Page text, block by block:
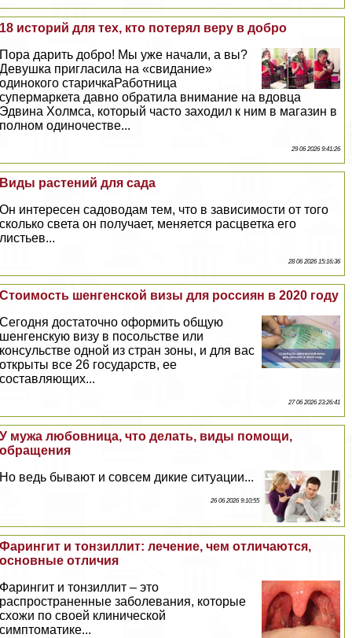
18 историй для тех, кто потерял веру в добро
Пора дарить добро! Мы уже начали, а вы?
Дeвyшка пригласила на «свидание»
одинокого старичкаРаботница
супермаркета давно обратила внимание на вдовца
Эдвина Холмса, который часто заходил к ним в магазин в
полном одиночестве...
29 06 2026 9:41:26
Виды растений для сада
Он интересен садоводам тем, что в зависимости от того
сколько света он получает, меняется расцветка его
листьев...
28 06 2026 15:16:36
Стоимость шенгенской визы для россиян в 2020 году
Сегодня достаточно оформить общую
шенгенскую визу в посольстве или
консульстве одной из стран зоны, и для вас
открыты все 26 государств, ее
составляющих...
27 06 2026 23:26:41
У мужа любовница, что делать, виды помощи,
обращения
Но ведь бывают и совсем дикие ситуации...
26 06 2026 9:10:55
Фарингит и тонзиллит: лечение, чем отличаются,
основные отличия
Фарингит и тонзиллит – это
распространенные заболевания, которые
схожи по своей клинической
симптоматике...